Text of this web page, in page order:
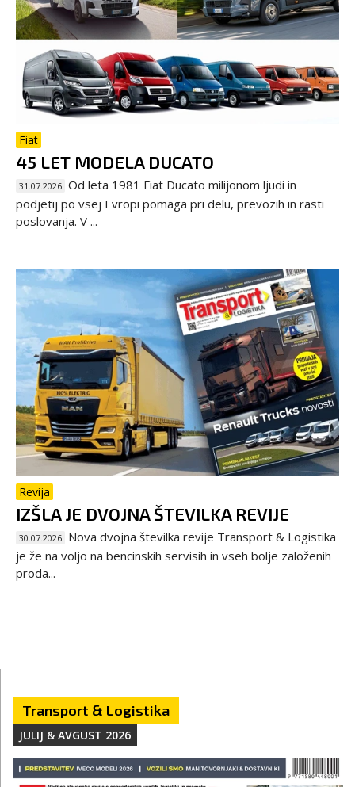
Fiat
45 LET MODELA DUCATO
31.07.2026 Od leta 1981 Fiat Ducato milijonom ljudi in
podjetij po vsej Evropi pomaga pri delu, prevozih in rasti
poslovanja. V ...
Revija
IZŠLA JE DVOJNA ŠTEVILKA REVIJE
30.07.2026 Nova dvojna številka revije Transport & Logistika
je že na voljo na bencinskih servisih in vseh bolje založenih
proda...
Transport & Logistika
JULIJ & AVGUST 2026